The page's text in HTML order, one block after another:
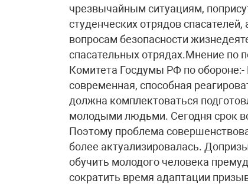
чрезвычайным ситуациям,
студенческих отрядов
вопросам безопасности
спасательных отрядах.Мнение
Комитета Госдумы РФ по обороне:-
современная, способная
должна комплектоваться
молодыми людьми. Сегодня срок
Поэтому проблема
более актуализировалась.
обучить молодого человека
сократить время адаптации